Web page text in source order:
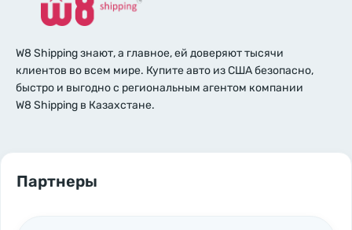
W8 Shipping знают, а главное, ей доверяют тысячи
клиентов во всем мире. Купите авто из США безопасно,
быстро и выгодно с региональным агентом компании
W8 Shipping в Казахстане.
Партнеры